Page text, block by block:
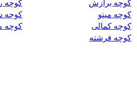
کوچه برازش
کوچه
کوچه مینو
کوچه
کوچه کمالی
کوچه
کوچه فرشته